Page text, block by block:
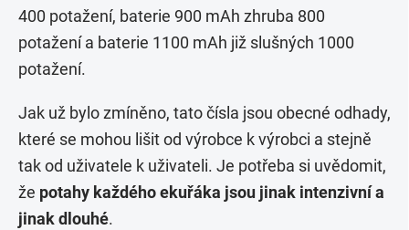
400 potažení, baterie 900 mAh zhruba 800
potažení a baterie 1100 mAh již slušných 1000
potažení.
Jak už bylo zmíněno, tato čísla jsou obecné odhady,
které se mohou lišit od výrobce k výrobci a stejně
tak od uživatele k uživateli. Je potřeba si uvědomit,
že potahy každého ekuřáka jsou jinak intenzivní a
jinak dlouhé.